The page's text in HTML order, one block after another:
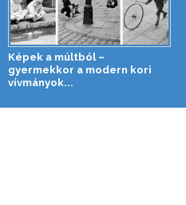
Képek a múltból –
gyermekkor a modern kori
vívmányok...